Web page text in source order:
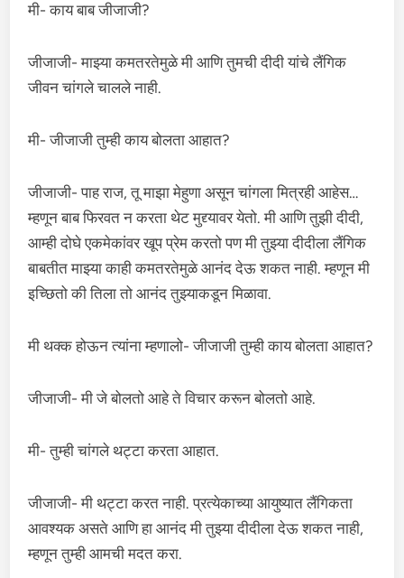
मी- काय बाब जीजाजी?
जीजाजी- माझ्या कमतरतेमुळे मी आणि तुमची दीदी यांचे लैंगिक
जीवन चांगले चालले नाही.
मी- जीजाजी तुम्ही काय बोलता आहात?
जीजाजी- पाह राज, तू माझा मेहुणा असून चांगला मित्रही आहेस…
म्हणून बाब फिरवत न करता थेट मुद्द्यावर येतो. मी आणि तुझी दीदी,
आम्ही दोघे एकमेकांवर खूप प्रेम करतो पण मी तुझ्या दीदीला लैंगिक
बाबतीत माझ्या काही कमतरतेमुळे आनंद देऊ शकत नाही. म्हणून मी
इच्छितो की तिला तो आनंद तुझ्याकडून मिळावा.
मी थक्क होऊन त्यांना म्हणालो- जीजाजी तुम्ही काय बोलता आहात?
जीजाजी- मी जे बोलतो आहे ते विचार करून बोलतो आहे.
मी- तुम्ही चांगले थट्टा करता आहात.
जीजाजी- मी थट्टा करत नाही. प्रत्येकाच्या आयुष्यात लैंगिकता
आवश्यक असते आणि हा आनंद मी तुझ्या दीदीला देऊ शकत नाही,
म्हणून तुम्ही आमची मदत करा.